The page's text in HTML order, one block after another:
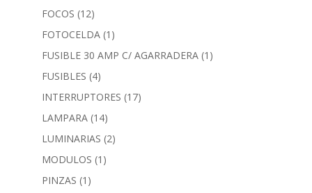
FOCOS (12)
FOTOCELDA (1)
FUSIBLE 30 AMP C/ AGARRADERA (1)
FUSIBLES (4)
INTERRUPTORES (17)
LAMPARA (14)
LUMINARIAS (2)
MODULOS (1)
PINZAS (1)